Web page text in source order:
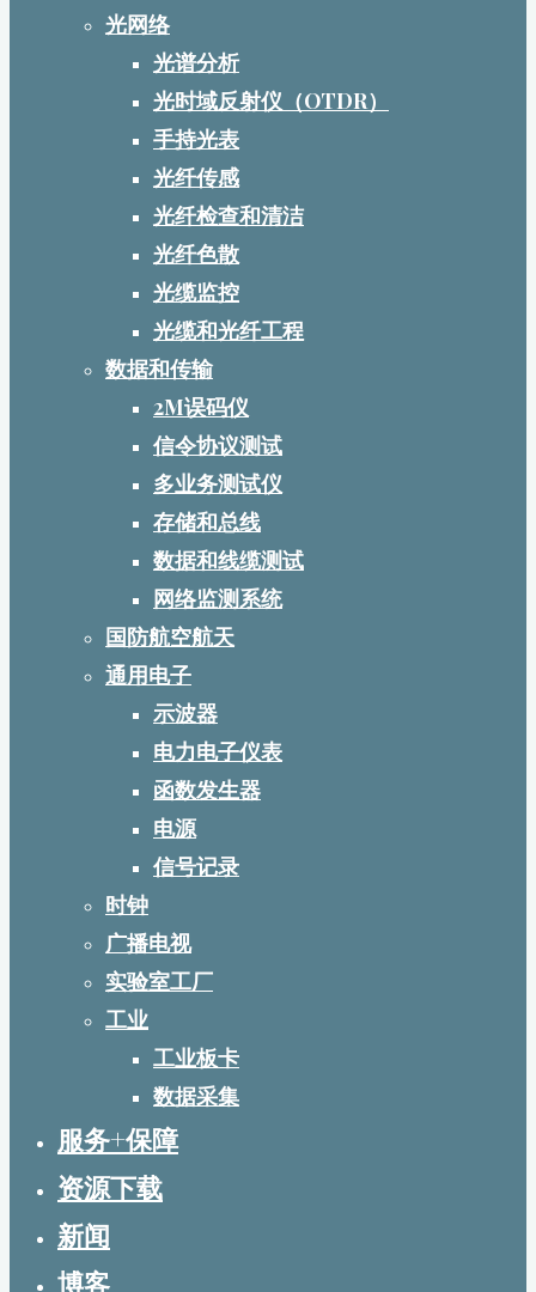
光网络
光谱分析
光时域反射仪（OTDR）
手持光表
光纤传感
光纤检查和清洁
光纤色散
光缆监控
光缆和光纤工程
数据和传输
2M误码仪
信令协议测试
多业务测试仪
存储和总线
数据和线缆测试
网络监测系统
国防航空航天
通用电子
示波器
电力电子仪表
函数发生器
电源
信号记录
时钟
广播电视
实验室工厂
工业
工业板卡
数据采集
服务+保障
资源下载
新闻
博客